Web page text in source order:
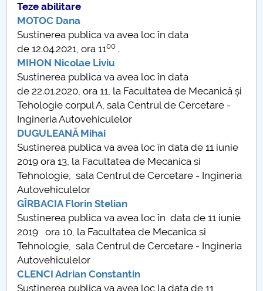
Teze abilitare
MOTOC Dana
Sustinerea publica va avea loc în data
de 12.04.2021, ora 1100 .
MIHON Nicolae Liviu
Sustinerea publica va avea loc în data
de 22.01.2020, ora 11, la Facultatea de Mecanică și
Tehologie corpul A, sala Centrul de Cercetare -
Ingineria Autovehiculelor
DUGULEANĂ Mihai
Sustinerea publica va avea loc în data de 11 iunie
2019 ora 13, la Facultatea de Mecanica si
Tehnologie, sala Centrul de Cercetare - Ingineria
Autovehiculelor
GÎRBACIA Florin Stelian
Sustinerea publica va avea loc în data de 11 iunie
2019 ora 10, la Facultatea de Mecanica si
Tehnologie, sala Centrul de Cercetare - Ingineria
Autovehiculelor
CLENCI Adrian Constantin
Sustinerea publica va avea loc la data de 11